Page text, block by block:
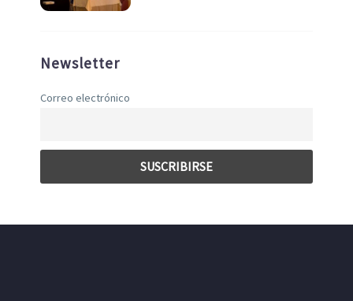
Newsletter
Correo electrónico